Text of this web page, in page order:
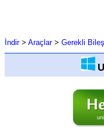
İndir> Araçlar> Gerekli